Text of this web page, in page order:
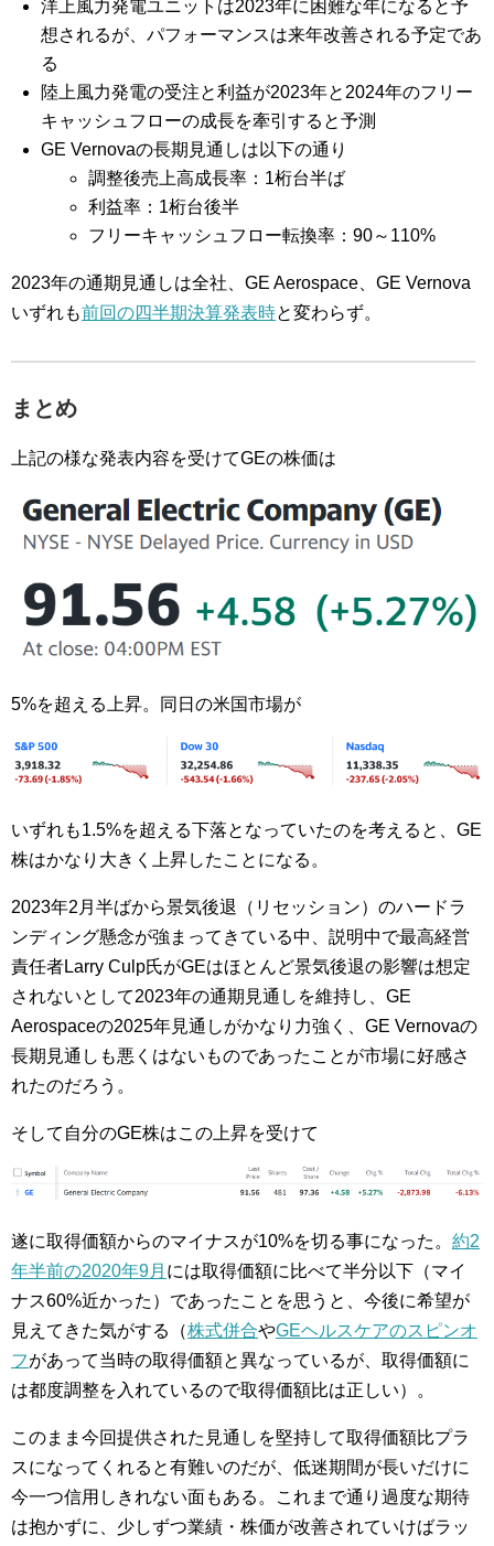
洋上風力発電ユニットは2023年に困難な年になると予
想されるが、パフォーマンスは来年改善される予定であ
る
陸上風力発電の受注と利益が2023年と2024年のフリー
キャッシュフローの成長を牽引すると予測
GE Vernovaの長期見通しは以下の通り
調整後売上高成長率：1桁台半ば
利益率：1桁台後半
フリーキャッシュフロー転換率：90～110%
2023年の通期見通しは全社、GE Aerospace、GE Vernova
いずれも前回の四半期決算発表時と変わらず。
まとめ
上記の様な発表内容を受けてGEの株価は
5%を超える上昇。同日の米国市場が
いずれも1.5%を超える下落となっていたのを考えると、GE
株はかなり大きく上昇したことになる。
2023年2月半ばから景気後退（リセッション）のハードラ
ンディング懸念が強まってきている中、説明中で最高経営
責任者Larry Culp氏がGEはほとんど景気後退の影響は想定
されないとして2023年の通期見通しを維持し、GE
Aerospaceの2025年見通しがかなり力強く、GE Vernovaの
長期見通しも悪くはないものであったことが市場に好感さ
れたのだろう。
そして自分のGE株はこの上昇を受けて
遂に取得価額からのマイナスが10%を切る事になった。 約2
年半前の2020年9月 には取得価額に比べて半分以下（マイ
ナス60%近かった）であったことを思うと、今後に希望が
見えてきた気がする（株式併合やGEヘルスケアのスピンオ
フがあって当時の取得価額と異なっているが、取得価額に
は都度調整を入れているので取得価額比は正しい）。
このまま今回提供された見通しを堅持して取得価額比プラ
スになってくれると有難いのだが、低迷期間が長いだけに
今一つ信用しきれない面もある。これまで通り過度な期待
は抱かずに、少しずつ業績・株価が改善されていけばラッ